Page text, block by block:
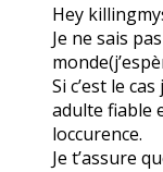
Hey
Je ne sais
Si c’est le
adulte fiable
loccurence.
Je t’assure